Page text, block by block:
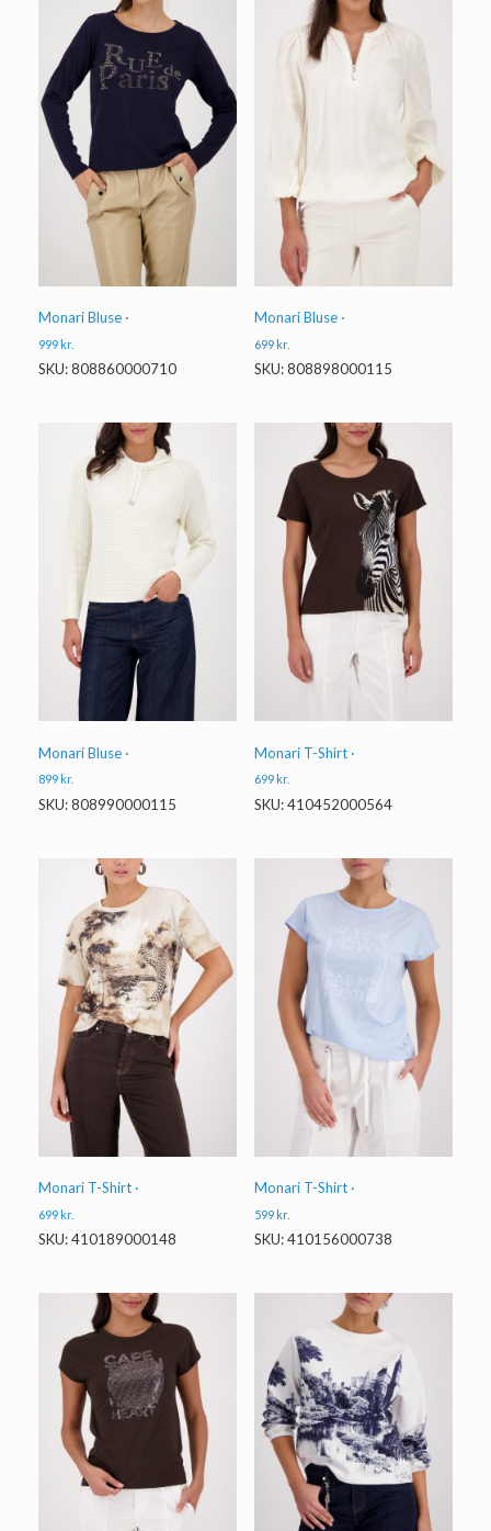
Monari Bluse ·
999kr.
SKU: 808860000710
Monari Bluse ·
699kr.
SKU: 808898000115
Monari Bluse ·
899 kr.
SKU: 808990000115
Monari T-Shirt ·
699 kr.
SKU: 410452000564
Monari T-Shirt ·
699kr.
SKU: 410189000148
Monari T-Shirt ·
599kr.
SKU: 410156000738